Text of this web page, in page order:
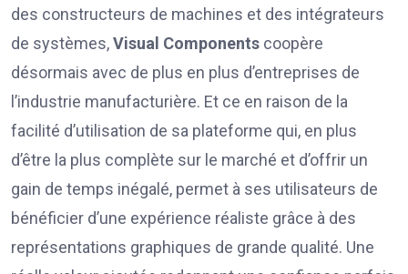
des constructeurs de machines et des intégrateurs
de systèmes,Visual Components coopère
désormais avec de plus en plus d’entreprises de
l’industrie manufacturière. Et ce en raison de la
facilité d’utilisation de sa plateforme qui, en plus
d’être la plus complète sur le marché et d’offrir un
gain de temps inégalé, permet à ses utilisateurs de
bénéficier d’une expérience réaliste grâce à des
représentations graphiques de grande qualité. Une